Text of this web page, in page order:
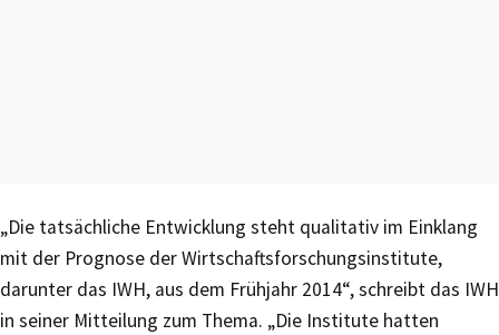
„Die tatsächliche Entwicklung steht qualitativ im Einklang
mit der Prognose der Wirtschaftsforschungsinstitute,
darunter das IWH, aus dem Frühjahr 2014“, schreibt das IWH
in seiner Mitteilung zum Thema. „Die Institute hatten